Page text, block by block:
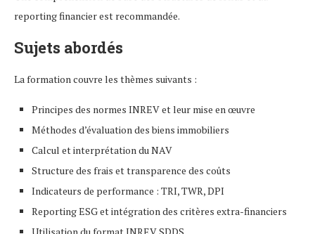
reporting financier est recommandée.
Sujets abordés
La formation couvre les thèmes suivants :
Principes des normes INREV et leur mise en œuvre
Méthodes d’évaluation des biens immobiliers
Calcul et interprétation du NAV
Structure des frais et transparence des coûts
Indicateurs de performance : TRI, TWR, DPI
Reporting ESG et intégration des critères extra-financiers